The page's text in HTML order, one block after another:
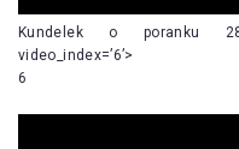
Kundelek o poranku
video_index=’6’>
6